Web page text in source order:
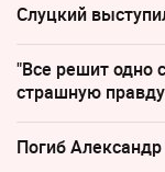
Слуцкий
"Все решит одно
страшную правду
Погиб